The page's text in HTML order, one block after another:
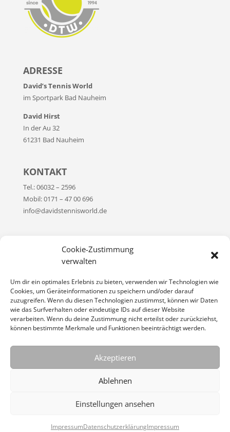
Cookie-Zustimmung
verwalten
Um dir ein optimales Erlebnis zu bieten, verwenden wir Technologien wie
Cookies, um Geräteinformationen zu speichern und/oder darauf
zuzugreifen. Wenn du diesen Technologien zustimmst, können wir Daten
wie das Surfverhalten oder eindeutige IDs auf dieser Website
verarbeiten. Wenn du deine Zustimmung nicht erteilst oder zurückziehst,
können bestimmte Merkmale und Funktionen beeinträchtigt werden.
Akzeptieren
Ablehnen
Einstellungen ansehen
ImpressumDatenschutzerklärungImpressum
ADRESSE
David’s Tennis World
im Sportpark Bad Nauheim
David Hirst
In der Au 32
61231 Bad Nauheim
KONTAKT
Tel.: 06032 – 2596
Mobil: 0171 – 47 00 696
info@davidstennisworld.de
Datenschutzerklärung
Cookie-Richtlinie (EU)
Kontakt Impressum
Datenschutzerklärung
Cookie-Richtlinie (EU)
© 2022 DAVID′S TENNIS WORLD / BAD NAUHEIM